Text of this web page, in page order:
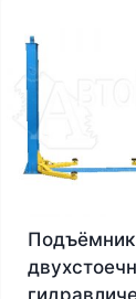
Подъёмник